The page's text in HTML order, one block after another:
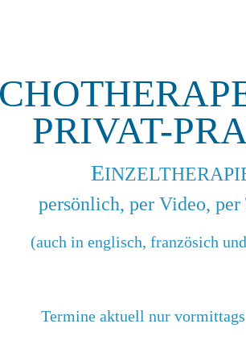
PRIVAT-P
E
persönlich, per Video,
(auch in englisch, französich
Termine aktuell nur